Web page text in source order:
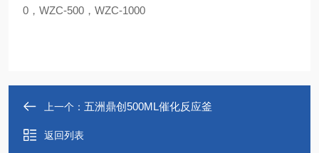
0，WZC-500，WZC-1000
上一个： 五洲鼎创500ML催化反应釜
返回列表